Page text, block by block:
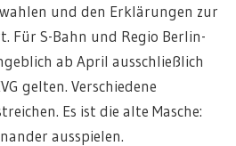
und den Erklärungen zur
Für S-Bahn und Regio Berlin-
ab April ausschließlich
gelten. Verschiedene
Es ist die alte Masche:
ausspielen.